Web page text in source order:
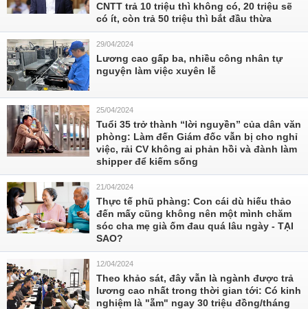
CNTT trả 10 triệu thì không có, 20 triệu sẽ
có ít, còn trả 50 triệu thì bắt đầu thừa
29/04/2024
Lương cao gấp ba, nhiều công nhân tự
nguyện làm việc xuyên lễ
25/04/2024
Tuổi 35 trở thành “lời nguyền” của dân văn
phòng: Làm đến Giám đốc vẫn bị cho nghỉ
việc, rải CV không ai phản hồi và đành làm
shipper để kiếm sống
21/04/2024
Thực tế phũ phàng: Con cái dù hiếu thảo
đến mấy cũng không nên một mình chăm
sóc cha mẹ già ốm đau quá lâu ngày - TẠI
SAO?
12/04/2024
Theo khảo sát, đây vẫn là ngành được trả
lương cao nhất trong thời gian tới: Có kinh
nghiệm là "ẵm" ngay 30 triệu đồng/tháng